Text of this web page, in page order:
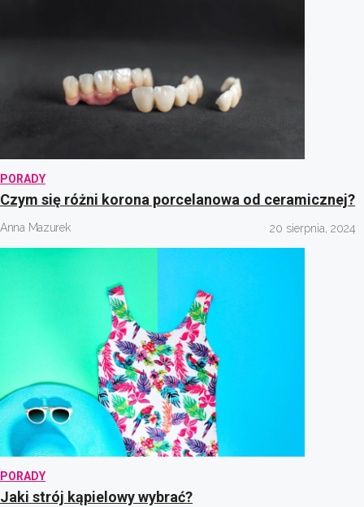
PORADY
Czym się różni korona porcelanowa od ceramicznej?
Anna Mazurek 20 sierpnia, 2024
PORADY
Jaki strój kąpielowy wybrać?